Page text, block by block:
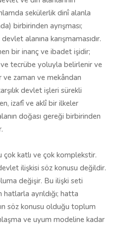
sekülerlik dinî alanla
birbirinden ayrışması;
alanına karışmamasıdır.
bir inanç ve ibadet işidir;
tecrübe yoluyla belirlenir ve
zaman ve mekândan
devlet işleri sürekli
izafî ve aklî bir ilkeler
doğası gereği birbirinden
katlı ve çok komplekstir.
ilişkisi söz konusu değildir.
değişir. Bu ilişki seti
ayrıldığı; hatta
söz konusu olduğu toplum
ve uyum modeline kadar